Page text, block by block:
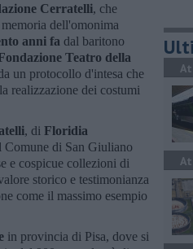
Cerratelli, che
dell'omonima
anni fa dal baritono
Teatro della
un protocollo d'intesa che
realizzazione dei costumi
, di Floridia
Comune di San Giuliano
e cospicue collezioni di
storico e testimonianza
come il massimo esempio
in provincia di Pisa, dove si